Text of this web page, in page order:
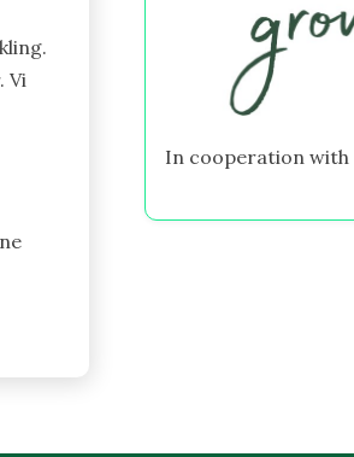
Vi
In cooperation with